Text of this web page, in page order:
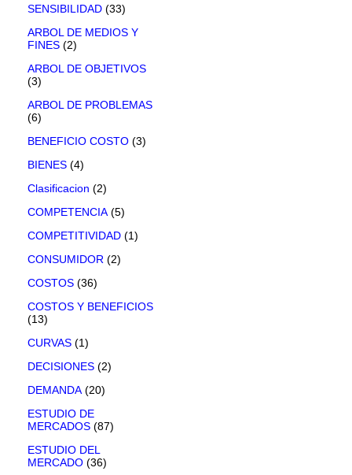
SENSIBILIDAD (33)
ARBOL DE MEDIOS Y
FINES (2)
ARBOL DE OBJETIVOS
(3)
ARBOL DE PROBLEMAS
(6)
BENEFICIO COSTO (3)
BIENES (4)
Clasificacion (2)
COMPETENCIA (5)
COMPETITIVIDAD (1)
CONSUMIDOR (2)
COSTOS (36)
COSTOS Y BENEFICIOS
(13)
CURVAS (1)
DECISIONES (2)
DEMANDA (20)
ESTUDIO DE
MERCADOS (87)
ESTUDIO DEL
MERCADO (36)